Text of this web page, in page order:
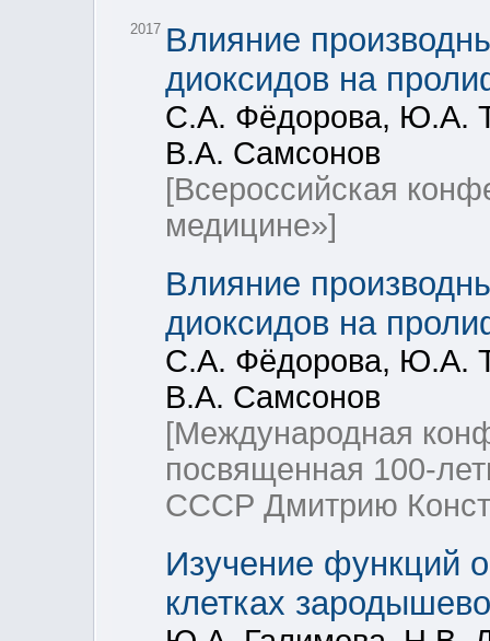
2017 Влияние
диоксидов на
С.А. Фёдорова, Ю.А.
В.А. Самсонов
[Всероссийская
медицине»]
Влияние
диоксидов на
С.А. Фёдорова, Ю.А.
В.А. Самсонов
[Международная
посвященная 100-
СССР Дмитрию
Изучение функций
клетках